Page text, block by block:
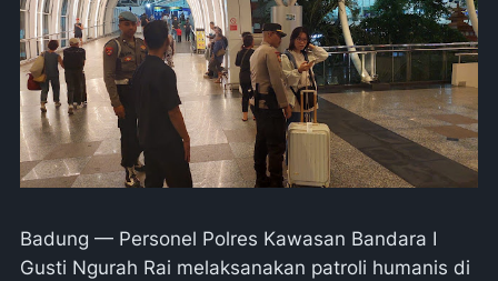
Badung — Personel Polres Kawasan Bandara I
Gusti Ngurah Rai melaksanakan patroli humanis di